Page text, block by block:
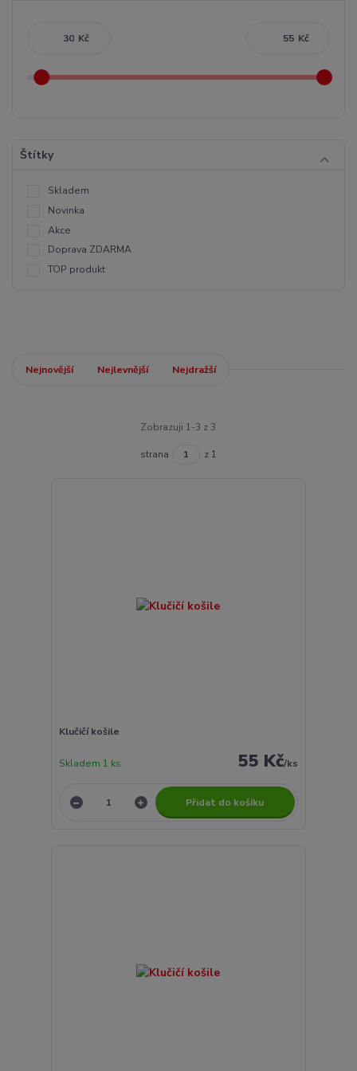
Kč Kč
Štítky
Skladem
Novinka
Akce
Doprava ZDARMA
TOP produkt
Nejnovější Nejlevnější Nejdražší
Zobrazuji 1-3 z 3
strana z 1
Klučičí košile
55 Kč/ks
Skladem 1 ks
Přidat do košíku